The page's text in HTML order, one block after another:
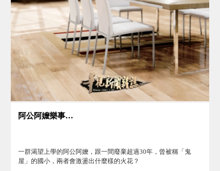
阿公阿嬤樂事多－廢校回春，樂齡公益
一群渴望上學的阿公阿嬤，跟一間廢棄超過30年，曾被稱「鬼
屋」的國小，兩者會激盪出什麼樣的火花？